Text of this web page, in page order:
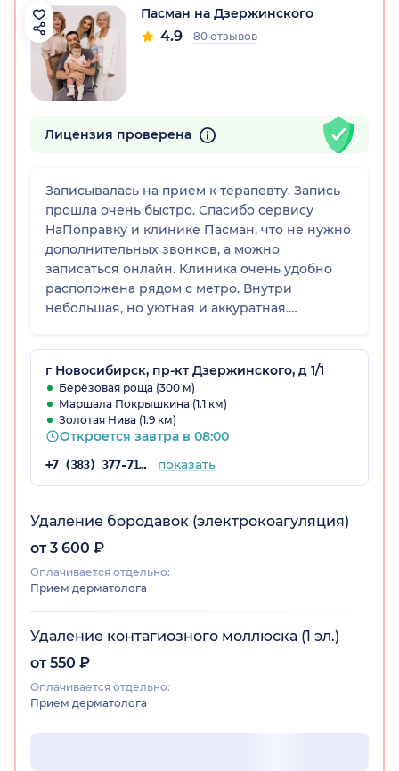
Пасман на Дзержинского
4.9 80 отзывов
Лицензия проверена
Записывалась на прием к терапевту. Запись
прошла очень быстро. Спасибо сервису
НаПоправку и клинике Пасман, что не нужно
дополнительных звонков, а можно
записаться онлайн. Клиника очень удобно
расположена рядом с метро. Внутри
небольшая, но уютная и аккуратная.
немного задержался и спасибо
администратору, что сказала об этом и
принесла извинения. Вроде мелочь, но
чувствуется небезразличие к пациенту.
г Новосибирск, пр-кт Дзержинского, д 1/1
Берёзовая роща (300 м)
Маршала Покрышкина (1.1 км)
Золотая Нива (1.9 км)
Откроется завтра в 08:00
+7 (383) 377-71-34 показать
Удаление бородавок (электрокоагуляция)
от 3 600 ₽
Оплачивается отдельно:
Прием дерматолога
Удаление контагиозного моллюска (1 эл.)
от 550 ₽
Оплачивается отдельно:
Прием дерматолога